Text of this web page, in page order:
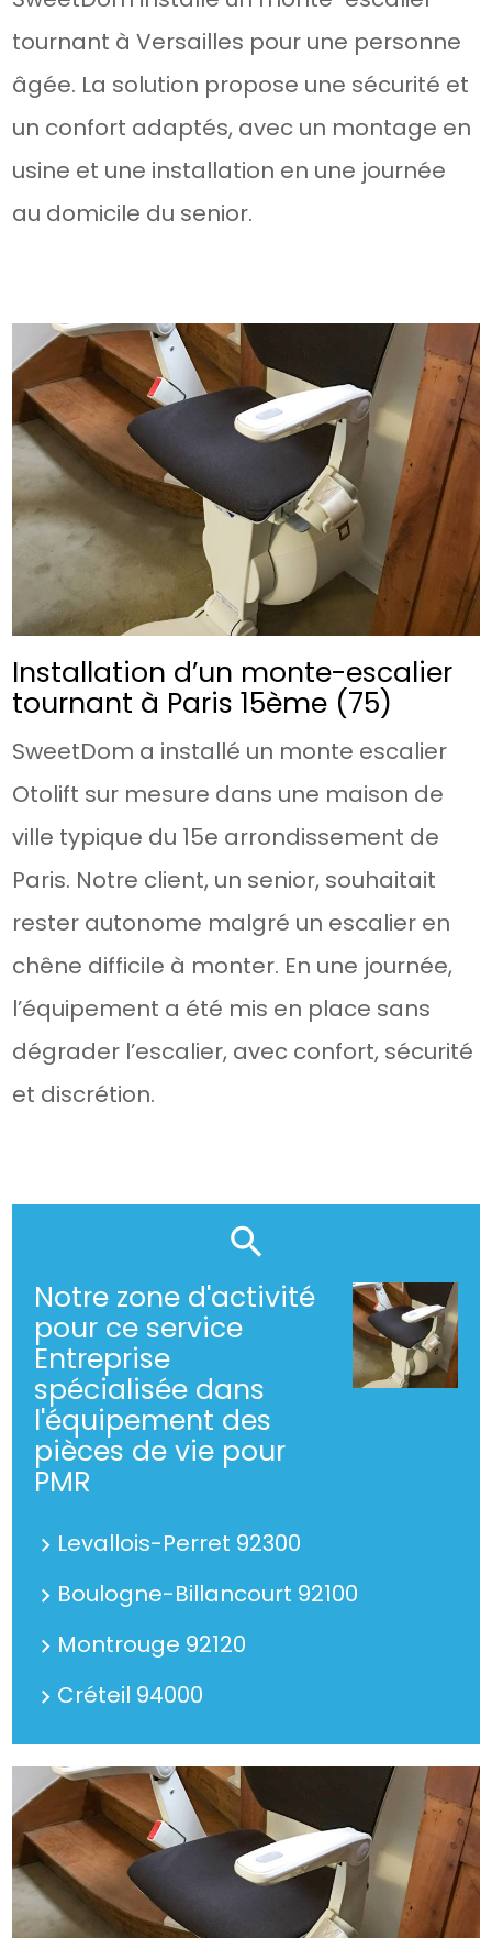
tournant à Versailles pour une personne
âgée. La solution propose une sécurité et
un confort adaptés, avec un montage en
usine et une installation en une journée
au domicile du senior.
Installation d’un monte-escalier
tournant à Paris 15ème (75)
SweetDom a installé un monte escalier
Otolift sur mesure dans une maison de
ville typique du 15e arrondissement de
Paris. Notre client, un senior, souhaitait
rester autonome malgré un escalier en
chêne difficile à monter. En une journée,
l’équipement a été mis en place sans
dégrader l’escalier, avec confort, sécurité
et discrétion.
Notre zone d'activité
pour ce service
Entreprise
spécialisée dans
l'équipement des
pièces de vie pour
PMR
Levallois-Perret 92300
Boulogne-Billancourt 92100
Montrouge 92120
Créteil 94000